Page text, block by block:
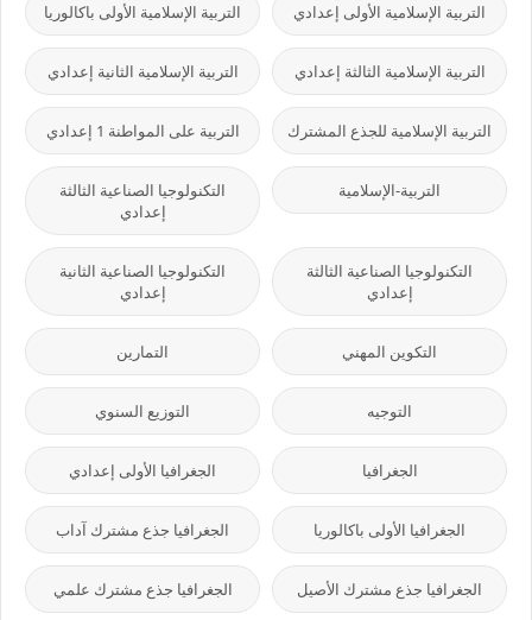
التربية الإسلامية الأولى إعدادي التربية الإسلامية الأولى باكالوريا
التربية الإسلامية الثالثة إعدادي التربية الإسلامية الثانية إعدادي
التربية الإسلامية للجذع المشترك التربية على المواطنة 1 إعدادي
التربية-الإسلامية
التكنولوجيا الصناعية الثالثة
إعدادي
التكنولوجيا الصناعية الثالثة
إعدادي
التكنولوجيا الصناعية الثانية
إعدادي
التكوين المهني التمارين
التوجيه التوزيع السنوي
الجغرافيا الجغرافيا الأولى إعدادي
الجغرافيا الأولى باكالوريا الجغرافيا جذع مشترك آداب
الجغرافيا جذع مشترك الأصيل الجغرافيا جذع مشترك علمي